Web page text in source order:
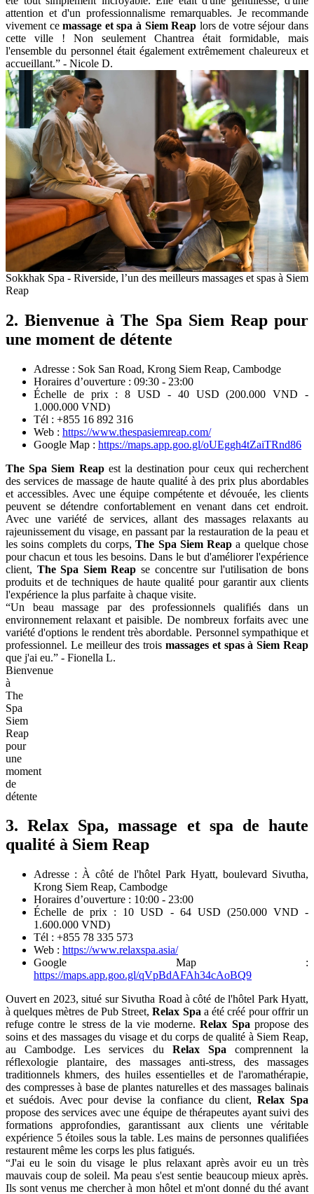
attention et d'un professionnalisme remarquables. Je recommande
vivement cemassage et spa à Siem Reap lors de votre séjour dans
cette ville ! Non seulement Chantrea était formidable, mais
l'ensemble du personnel était également extrêmement chaleureux et
accueillant.” - Nicole D.
Sokkhak Spa - Riverside, l’un des meilleurs massages et spas à Siem
Reap
2. Bienvenue à The Spa Siem Reap pour
une moment de détente
Adresse : Sok San Road, Krong Siem Reap, Cambodge
Horaires d’ouverture : 09:30 - 23:00
Échelle de prix : 8 USD - 40 USD (200.000 VND -
1.000.000 VND)
Tél : +855 16 892 316
Web : https://www.thespasiemreap.com/
Google Map : https://maps.app.goo.gl/oUEggh4tZaiTRnd86
The Spa Siem Reapest la destination pour ceux qui recherchent
des services de massage de haute qualité à des prix plus abordables
et accessibles. Avec une équipe compétente et dévouée, les clients
peuvent se détendre confortablement en venant dans cet endroit.
Avec une variété de services, allant des massages relaxants au
rajeunissement du visage, en passant par la restauration de la peau et
les soins complets du corps,The Spa Siem Reap a quelque chose
pour chacun et tous les besoins. Dans le but d'améliorer l'expérience
client, The Spa Siem Reap se concentre sur l'utilisation de bons
produits et de techniques de haute qualité pour garantir aux clients
l'expérience la plus parfaite à chaque visite.
“Un beau massage par des professionnels qualifiés dans un
environnement relaxant et paisible. De nombreux forfaits avec une
variété d'options le rendent très abordable. Personnel sympathique et
professionnel. Le meilleur des trois massages et spas à Siem Reap
que j'ai eu.” - Fionella L.
Bienvenue
The
Reap
pour
moment
détente
3. Relax Spa​, massage et spa de haute
qualité à Siem Reap
Adresse : À côté de l'hôtel Park Hyatt, boulevard Sivutha,
Krong Siem Reap, Cambodge
Horaires d’ouverture : 10:00 - 23:00
Échelle de prix : 10 USD - 64 USD (250.000 VND -
1.600.000 VND)
Tél : +855 78 335 573
Web :https://www.relaxspa.asia/
Google Map :
https://maps.app.goo.gl/qVpBdAFAh34cAoBQ9